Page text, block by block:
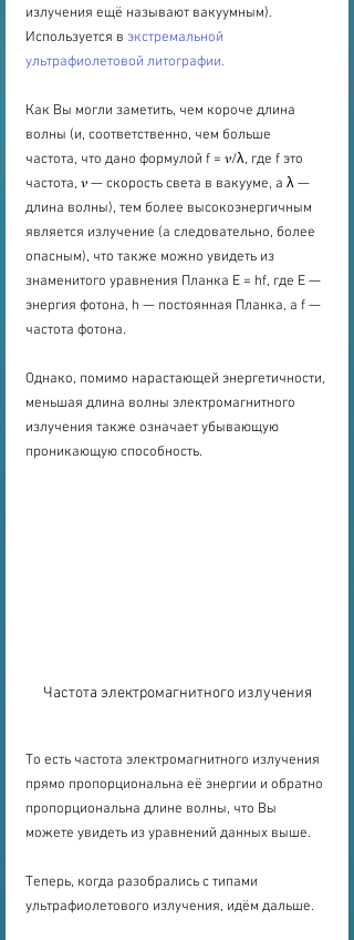
излучения ещё называют вакуумным).
Используется в экстремальной
ультрафиолетовой литографии.
Как Вы могли заметить, чем короче длина
волны (и, соответственно, чем больше
частота, что дано формулой f = 𝜈/λ, где f это
частота, 𝜈 — скорость света в вакууме, а λ —
длина волны), тем более высокоэнергичным
является излучение (а следовательно, более
опасным), что также можно увидеть из
знаменитого уравнения Планка E = hf, где E —
энергия фотона, h — постоянная Планка, а f —
частота фотона.
Однако, помимо нарастающей энергетичности,
меньшая длина волны электромагнитного
излучения также означает убывающую
проникающую способность.
Частота электромагнитного излучения
То есть частота электромагнитного излучения
прямо пропорциональна её энергии и обратно
пропорциональна длине волны, что Вы
можете увидеть из уравнений данных выше.
Теперь, когда разобрались с типами
ультрафиолетового излучения, идём дальше.